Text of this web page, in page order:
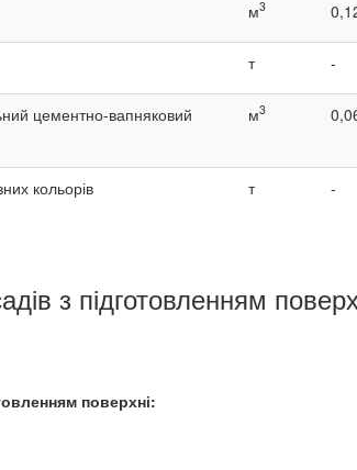
м3
т -
цементно-вапняковий
м3
кольорів т -
з підготовленням
поверхні: